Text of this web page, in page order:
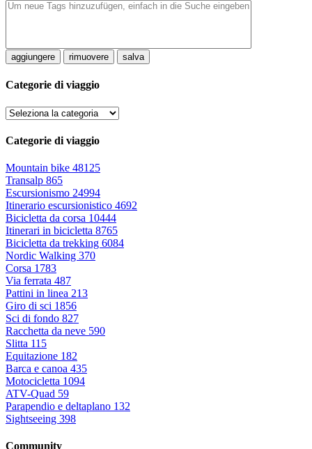
aggiungere rimuovere salva
Categorie di viaggio
Categorie di viaggio
Mountain bike 48125
Transalp 865
Escursionismo 24994
Itinerario escursionistico 4692
Bicicletta da corsa 10444
Itinerari in bicicletta 8765
Bicicletta da trekking 6084
Nordic Walking 370
Corsa 1783
Via ferrata 487
Pattini in linea 213
Giro di sci 1856
Sci di fondo 827
Racchetta da neve 590
Slitta 115
Equitazione 182
Barca e canoa 435
Motocicletta 1094
ATV-Quad 59
Parapendio e deltaplano 132
Sightseeing 398
Community